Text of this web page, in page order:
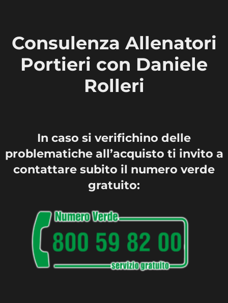
contenuto
Consulenza Allenatori
Portieri con Daniele
Rolleri
In caso si verifichino delle
problematiche all’acquisto ti invito a
contattare subito il numero verde
gratuito: